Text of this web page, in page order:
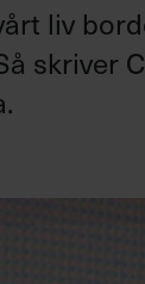
liv
skriver